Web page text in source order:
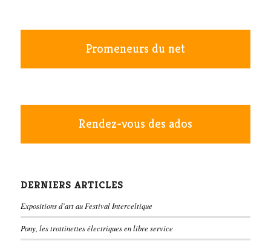
Promeneurs du net
Rendez-vous des ados
DERNIERS ARTICLES
Expositions d’art au Festival Interceltique
Pony, les trottinettes électriques en libre service